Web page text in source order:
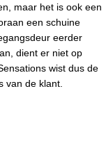
maar het is ook een
een schuine
eerder
dient er niet op
wist dus de
van de klant.